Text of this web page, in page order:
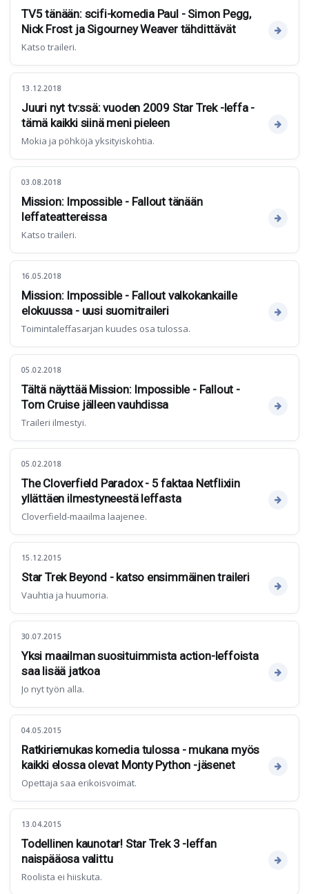
TV5 tänään: scifi-komedia Paul - Simon Pegg,
Nick Frost ja Sigourney Weaver tähdittävät
Katso traileri.
13.12.2018
Juuri nyt tv:ssä: vuoden 2009 Star Trek -leffa -
tämä kaikki siinä meni pieleen
Mokia ja pöhköjä yksityiskohtia.
03.08.2018
Mission: Impossible - Fallout tänään
leffateattereissa
Katso traileri.
16.05.2018
Mission: Impossible - Fallout valkokankaille
elokuussa - uusi suomitraileri
Toimintaleffasarjan kuudes osa tulossa.
05.02.2018
Tältä näyttää Mission: Impossible - Fallout -
Tom Cruise jälleen vauhdissa
Traileri ilmestyi.
05.02.2018
The Cloverfield Paradox - 5 faktaa Netflixiin
yllättäen ilmestyneestä leffasta
Cloverfield-maailma laajenee.
15.12.2015
Star Trek Beyond - katso ensimmäinen traileri
Vauhtia ja huumoria.
30.07.2015
Yksi maailman suosituimmista action-leffoista
saa lisää jatkoa
Jo nyt työn alla.
04.05.2015
Ratkiriemukas komedia tulossa - mukana myös
kaikki elossa olevat Monty Python -jäsenet
Opettaja saa erikoisvoimat.
13.04.2015
Todellinen kaunotar! Star Trek 3 -leffan
naispääosa valittu
Roolista ei hiiskuta.